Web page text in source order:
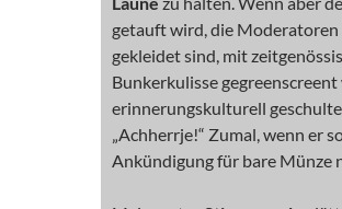
getauft wird, die
gekleidet sind, mit
Bunkerkulisse
erinnerungskulturell
„Achherrje!“ Zumal, wenn er
Ankündigung für bare Münze